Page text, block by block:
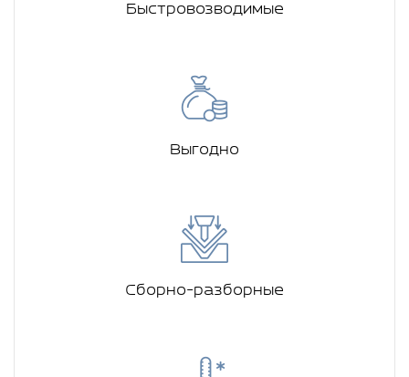
Быстровозводимые
Выгодно
Сборно-разборные